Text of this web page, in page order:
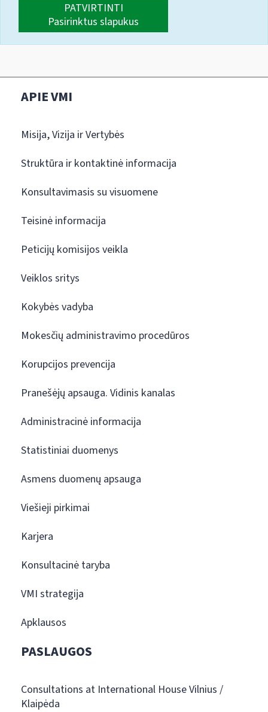
PATVIRTINTI
Pasirinktus slapukus
APIE VMI
Misija, Vizija ir Vertybės
Struktūra ir kontaktinė informacija
Konsultavimasis su visuomene
Teisinė informacija
Peticijų komisijos veikla
Veiklos sritys
Kokybės vadyba
Mokesčių administravimo procedūros
Korupcijos prevencija
Pranešėjų apsauga. Vidinis kanalas
Administracinė informacija
Statistiniai duomenys
Asmens duomenų apsauga
Viešieji pirkimai
Karjera
Konsultacinė taryba
VMI strategija
Apklausos
PASLAUGOS
Consultations at International House Vilnius /
Klaipėda